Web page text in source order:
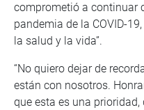
comprometió a continuar
pandemia de la COVID-
la salud y la vida”.
“No quiero dejar de
están con nosotros.
que esta es una